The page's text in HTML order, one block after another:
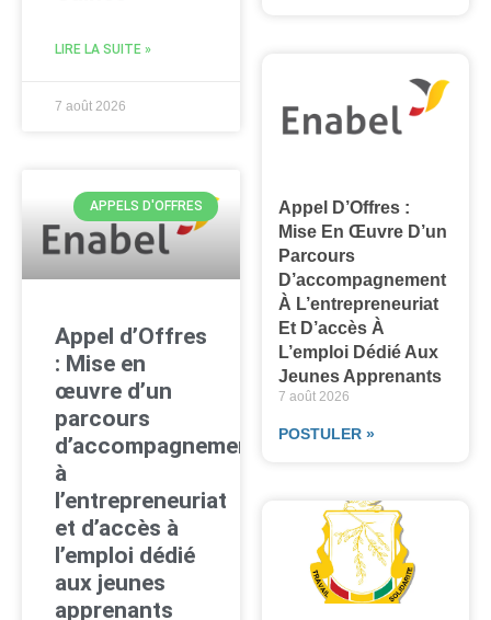
LIRE LA SUITE »
7 août 2026
APPELS D'OFFRES
Appel d’Offres
: Mise en
œuvre d’un
parcours
d’accompagnement
à
l’entrepreneuriat
et d’accès à
l’emploi dédié
aux jeunes
apprenants
Appel D’Offres :
Mise En Œuvre D’un
Parcours
D’accompagnement
À L’entrepreneuriat
Et D’accès À
L’emploi Dédié Aux
Jeunes Apprenants
7 août 2026
POSTULER »